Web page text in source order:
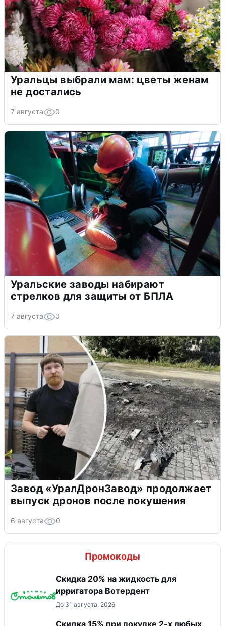
Уральцы выбрали мам: цветы женам
не достались
7 августа 0
Уральские заводы набирают
стрелков для защиты от БПЛА
7 августа 0
Завод «УралДронЗавод» продолжает
выпуск дронов после покушения
6 августа 0
Промокоды
Скидка 20% на жидкость для
ирригатора Вотердент
До 31 августа, 2026